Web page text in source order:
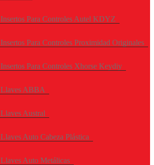
Insertos Para Controles Autel KDYZ
Insertos Para Controles Proximidad Originales
Insertos Para Controles Xhorse Keydiy
Llaves ABBA
Llaves Austral
Llaves Auto Cabeza Plástica
Llaves Auto Metálicas